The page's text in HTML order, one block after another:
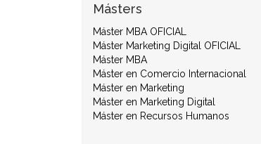
Másters
Máster MBA OFICIAL
Máster Marketing Digital OFICIAL
Máster MBA
Máster en Comercio Internacional
Máster en Marketing
Máster en Marketing Digital
Máster en Recursos Humanos